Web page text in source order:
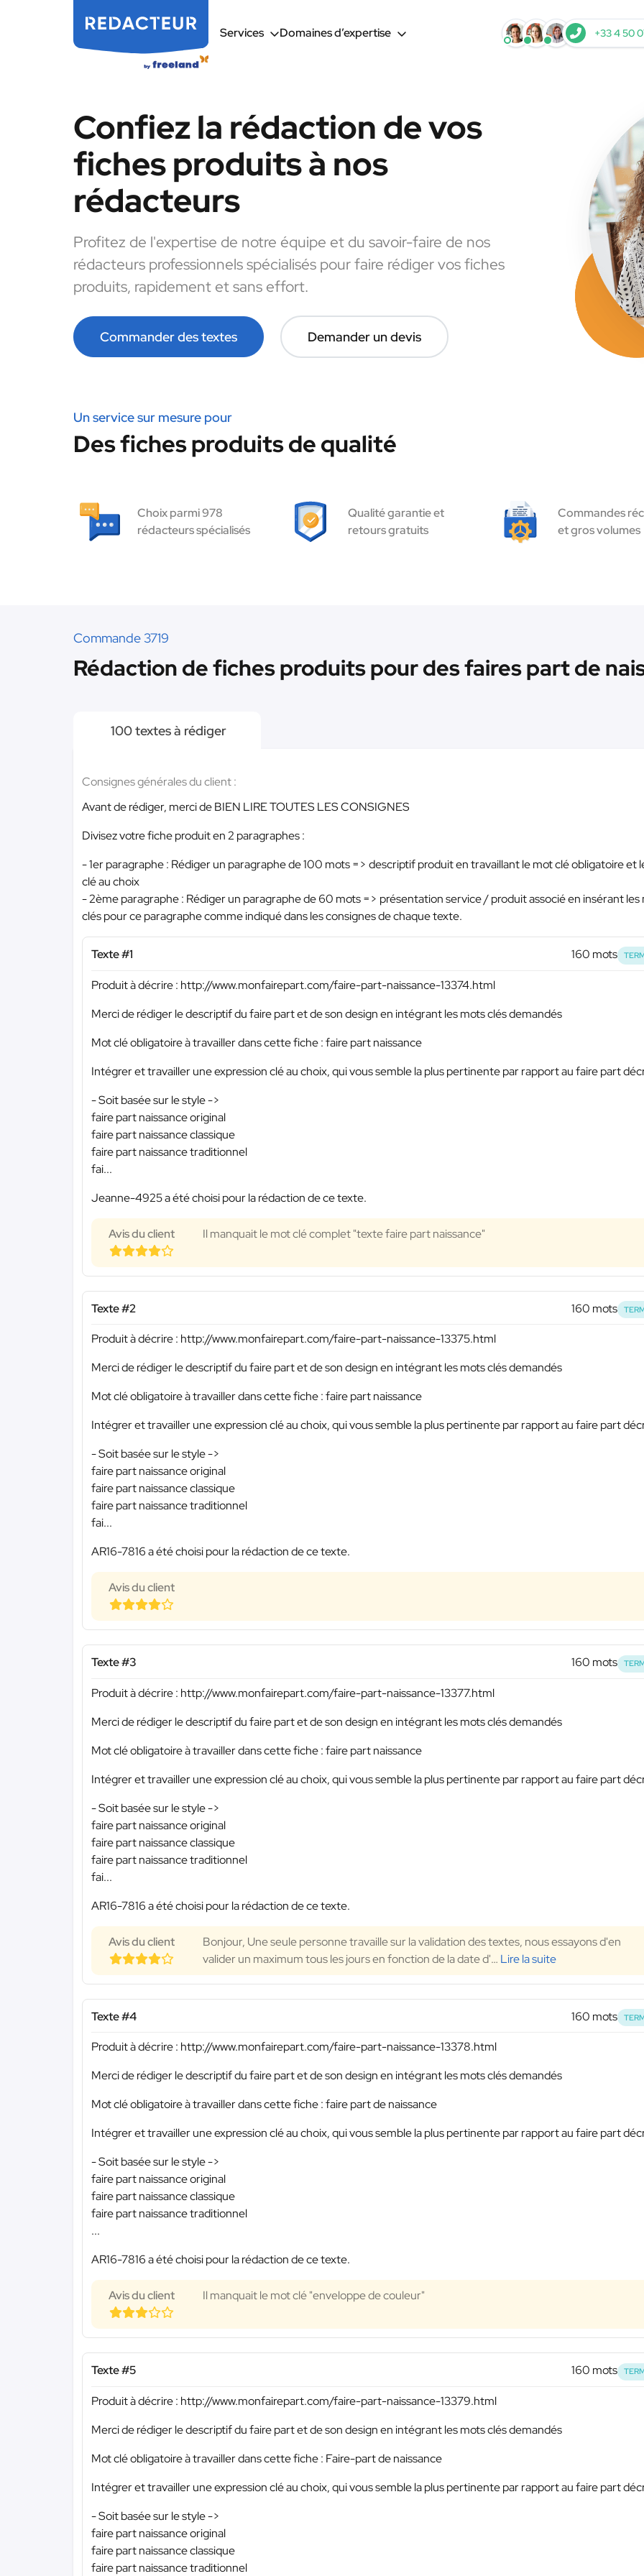
Services Domaines d’expertise +33 4 50
Confiez la rédaction de vos
fiches produits à nos
rédacteurs
Profitez de l'expertise de notre équipe et du savoir-faire de nos
rédacteurs professionnels spécialisés pour faire rédiger vos fiches
produits, rapidement et sans effort.
Commander des textes Demander un devis
Un service sur mesure pour
Des fiches produits de qualité
Choix parmi 978
rédacteurs spécialisés
Qualité garantie et
retours gratuits
Commandes
et gros volumes
Commande 3719
Rédaction de fiches produits pour des faires part de
100 textes à rédiger
Consignes générales du client :
Avant de rédiger, merci de BIEN LIRE TOUTES LES CONSIGNES
Divisez votre fiche produit en 2 paragraphes :
- 1er paragraphe : Rédiger un paragraphe de 100 mots => descriptif produit en travaillant le mot clé obligatoire et
clé au choix
- 2ème paragraphe : Rédiger un paragraphe de 60 mots => présentation service / produit associé en insérant les
clés pour ce paragraphe comme indiqué dans les consignes de chaque texte.
Texte #1 160 mots
Produit à décrire : http://www.monfairepart.com/faire-part-naissance-13374.html
Merci de rédiger le descriptif du faire part et de son design en intégrant les mots clés demandés
Mot clé obligatoire à travailler dans cette fiche : faire part naissance
Intégrer et travailler une expression clé au choix, qui vous semble la plus pertinente par rapport au faire part
- Soit basée sur le style ->
faire part naissance original
faire part naissance classique
faire part naissance traditionnel
fai...
Jeanne-4925 a été choisi pour la rédaction de ce texte.
Avis du client Il manquait le mot clé complet "texte faire part naissance"
Texte #2 160 mots
Produit à décrire : http://www.monfairepart.com/faire-part-naissance-13375.html
Merci de rédiger le descriptif du faire part et de son design en intégrant les mots clés demandés
Mot clé obligatoire à travailler dans cette fiche : faire part naissance
Intégrer et travailler une expression clé au choix, qui vous semble la plus pertinente par rapport au faire part
- Soit basée sur le style ->
faire part naissance original
faire part naissance classique
faire part naissance traditionnel
fai...
AR16-7816 a été choisi pour la rédaction de ce texte.
Avis du client
Texte #3 160 mots
Produit à décrire : http://www.monfairepart.com/faire-part-naissance-13377.html
Merci de rédiger le descriptif du faire part et de son design en intégrant les mots clés demandés
Mot clé obligatoire à travailler dans cette fiche : faire part naissance
Intégrer et travailler une expression clé au choix, qui vous semble la plus pertinente par rapport au faire part
- Soit basée sur le style ->
faire part naissance original
faire part naissance classique
faire part naissance traditionnel
fai...
AR16-7816 a été choisi pour la rédaction de ce texte.
Avis du client
Bonjour, Une seule personne travaille sur la validation des textes, nous essayons d'en
valider un maximum tous les jours en fonction de la date d'… Lire la suite
Texte #4 160 mots
Produit à décrire : http://www.monfairepart.com/faire-part-naissance-13378.html
Merci de rédiger le descriptif du faire part et de son design en intégrant les mots clés demandés
Mot clé obligatoire à travailler dans cette fiche : faire part de naissance
Intégrer et travailler une expression clé au choix, qui vous semble la plus pertinente par rapport au faire part
- Soit basée sur le style ->
faire part naissance original
faire part naissance classique
faire part naissance traditionnel
...
AR16-7816 a été choisi pour la rédaction de ce texte.
Avis du client Il manquait le mot clé "enveloppe de couleur"
Texte #5 160 mots
Produit à décrire : http://www.monfairepart.com/faire-part-naissance-13379.html
Merci de rédiger le descriptif du faire part et de son design en intégrant les mots clés demandés
Mot clé obligatoire à travailler dans cette fiche : Faire-part de naissance
Intégrer et travailler une expression clé au choix, qui vous semble la plus pertinente par rapport au faire part
- Soit basée sur le style ->
faire part naissance original
faire part naissance classique
faire part naissance traditionnel